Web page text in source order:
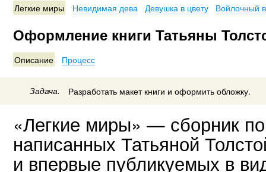
Легкие миры Невидимая дева Девушка в цвету Войлочный
Оформление книги Татьяны
Описание Процесс
Задача. Разработать макет книги и оформить обложку.
«Легкие миры» — сборник
написанных Татьяной
и впервые публикуемых в